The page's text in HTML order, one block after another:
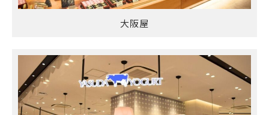
大阪屋